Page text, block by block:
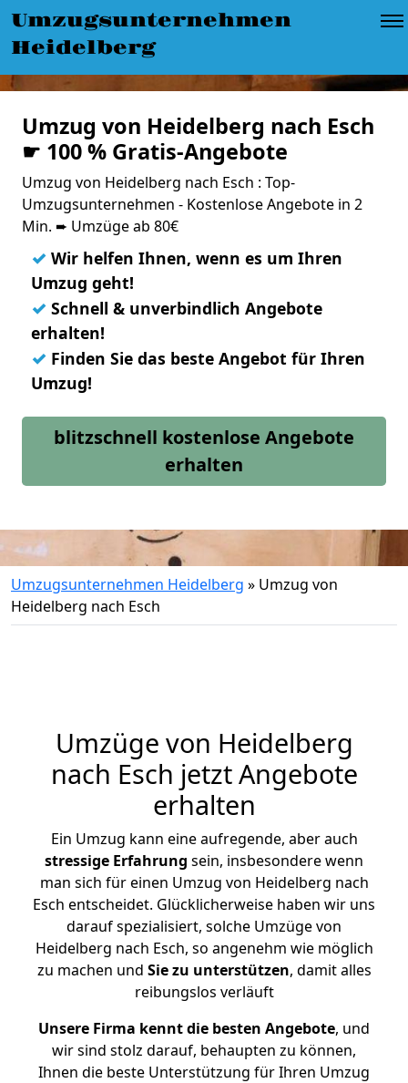
Umzugsunternehmen
Heidelberg
Umzug von Heidelberg nach Esch
☛ 100 % Gratis-Angebote
Umzug von Heidelberg nach Esch : Top-
Umzugsunternehmen - Kostenlose Angebote in 2
Min. ➨ Umzüge ab 80€
✓ Wir helfen Ihnen, wenn es um Ihren
Umzug geht!
✓ Schnell & unverbindlich Angebote
erhalten!
✓ Finden Sie das beste Angebot für Ihren
Umzug!
blitzschnell kostenlose Angebote
erhalten
Umzugsunternehmen Heidelberg » Umzug von
Heidelberg nach Esch
Umzüge von Heidelberg
nach Esch jetzt Angebote
erhalten
Ein Umzug kann eine aufregende, aber auch
stressige Erfahrung sein, insbesondere wenn
man sich für einen Umzug von Heidelberg nach
Esch entscheidet. Glücklicherweise haben wir uns
darauf spezialisiert, solche Umzüge von
Heidelberg nach Esch, so angenehm wie möglich
zu machen und Sie zu unterstützen, damit alles
reibungslos verläuft
Unsere Firma kennt die besten Angebote, und
wir sind stolz darauf, behaupten zu können,
Ihnen die beste Unterstützung für Ihren Umzug